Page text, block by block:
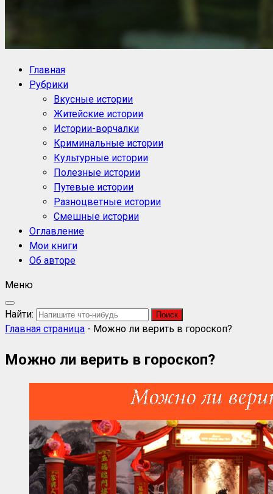
Блог историй NoorySan
Главная
Рубрики
Вкусные истории
Житейские истории
Истории-ворчалки
Криминальные истории
Культурные истории
Полезные истории
Путевые истории
Разноцветные истории
Смешные истории
Оглавление
Мои книги
Об авторе
Меню
Найти:
Главная страница - Можно ли верить в гороскоп?
Можно ли верить в гороскоп?